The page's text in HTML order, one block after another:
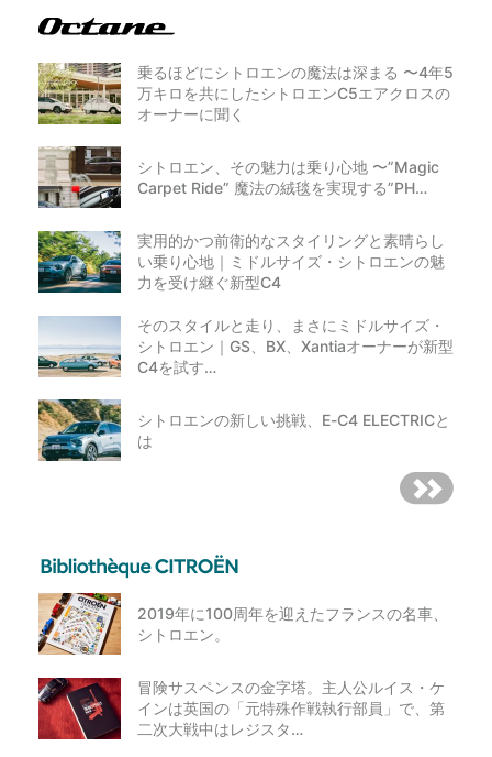
乗るほどにシトロエンの魔法は深まる 〜4年5
万キロを共にしたシトロエンC5エアクロスの
オーナーに聞く
シトロエン、その魅力は乗り心地 〜”Magic
Carpet Ride” 魔法の絨毯を実現する”PH…
実用的かつ前衛的なスタイリングと素晴らし
い乗り心地｜ミドルサイズ・シトロエンの魅
力を受け継ぐ新型C4
そのスタイルと走り、まさにミドルサイズ・
シトロエン｜GS、BX、Xantiaオーナーが新型
C4を試す…
シトロエンの新しい挑戦、E-C4 ELECTRICと
は
2019年に100周年を迎えたフランスの名車、
シトロエン。
冒険サスペンスの金字塔。主人公ルイス・ケ
インは英国の「元特殊作戦執行部員」で、第
二次大戦中はレジスタ…